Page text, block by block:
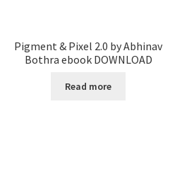
Pigment & Pixel 2.0 by Abhinav
Bothra ebook DOWNLOAD
Read more